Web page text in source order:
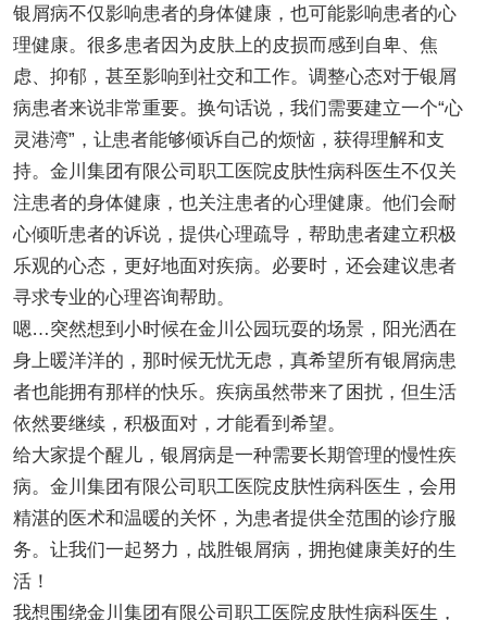
银屑病不仅影响患者的身体健康，也可能影响患者的心
理健康。很多患者因为皮肤上的皮损而感到自卑、焦
虑、抑郁，甚至影响到社交和工作。调整心态对于银屑
病患者来说非常重要。换句话说，我们需要建立一个“心
灵港湾”，让患者能够倾诉自己的烦恼，获得理解和支
持。金川集团有限公司职工医院皮肤性病科医生不仅关
注患者的身体健康，也关注患者的心理健康。他们会耐
心倾听患者的诉说，提供心理疏导，帮助患者建立积极
乐观的心态，更好地面对疾病。必要时，还会建议患者
寻求专业的心理咨询帮助。
嗯…突然想到小时候在金川公园玩耍的场景，阳光洒在
身上暖洋洋的，那时候无忧无虑，真希望所有银屑病患
者也能拥有那样的快乐。疾病虽然带来了困扰，但生活
依然要继续，积极面对，才能看到希望。
给大家提个醒儿，银屑病是一种需要长期管理的慢性疾
病。金川集团有限公司职工医院皮肤性病科医生，会用
精湛的医术和温暖的关怀，为患者提供全范围的诊疗服
务。让我们一起努力，战胜银屑病，拥抱健康美好的生
活！
我想围绕金川集团有限公司职工医院皮肤性病科医生，